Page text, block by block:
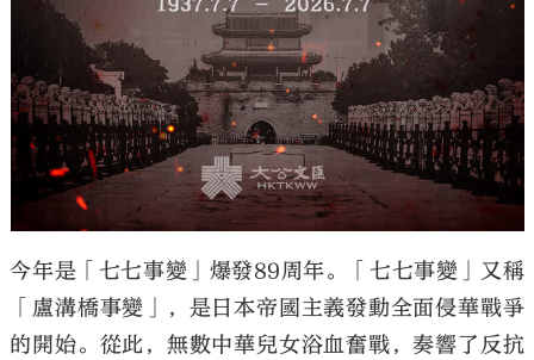
今年是「七七事變」爆發89周年。「七七事變」又稱
「盧溝橋事變」，是日本帝國主義發動全面侵華戰爭
的開始。從此，無數中華兒女浴血奮戰，奏響了反抗